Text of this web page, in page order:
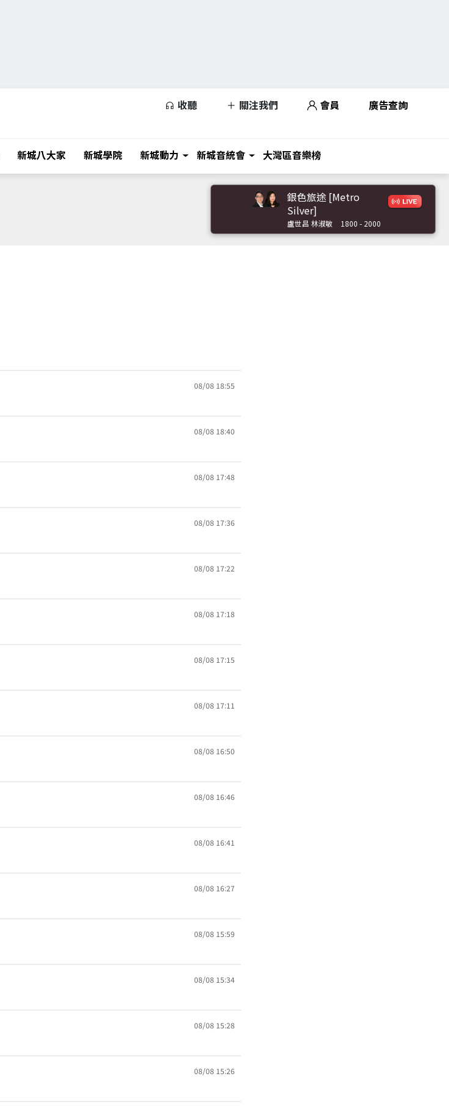
收聽 關注我們 會員 廣告查詢
新城八大家 新城學院 新城動力 新城音統會 大灣區音樂榜
銀色旅途 [Metro
Silver]
盧世昌 林淑敏 1800 - 2000
08/08 18:55
08/08 18:40
08/08 17:48
08/08 17:36
08/08 17:22
08/08 17:18
08/08 17:15
08/08 17:11
08/08 16:50
08/08 16:46
08/08 16:41
08/08 16:27
08/08 15:59
08/08 15:34
08/08 15:28
08/08 15:26